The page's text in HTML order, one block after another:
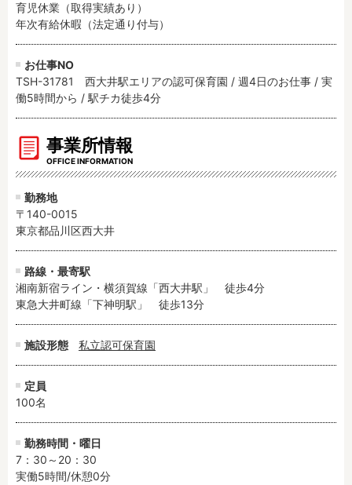
育児休業（取得実績あり）
年次有給休暇（法定通り付与）
お仕事NO
TSH-31781 西大井駅エリアの認可保育園 / 週4日のお仕事 / 実
働5時間から / 駅チカ徒歩4分
事業所情報
OFFICE INFORMATION
勤務地
〒140-0015
東京都品川区西大井
路線・最寄駅
湘南新宿ライン・横須賀線「西大井駅」　徒歩4分
東急大井町線「下神明駅」　徒歩13分
施設形態 私立認可保育園
定員
100名
勤務時間・曜日
7：30～20：30
実働5時間/休憩0分